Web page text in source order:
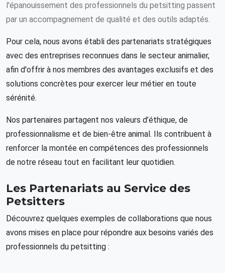
l'épanouissement des professionnels du petsitting passent
par un accompagnement de qualité et des outils adaptés.
Pour cela, nous avons établi des partenariats stratégiques
avec des entreprises reconnues dans le secteur animalier,
afin d'offrir à nos membres des avantages exclusifs et des
solutions concrètes pour exercer leur métier en toute
sérénité.
Nos partenaires partagent nos valeurs d’éthique, de
professionnalisme et de bien-être animal. Ils contribuent à
renforcer la montée en compétences des professionnels
de notre réseau tout en facilitant leur quotidien.
Les Partenariats au Service des
Petsitters
Découvrez quelques exemples de collaborations que nous
avons mises en place pour répondre aux besoins variés des
professionnels du petsitting :